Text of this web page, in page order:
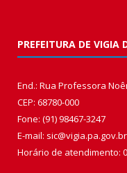
PREFEITURA DE VIGIA
End.: Rua Professora
CEP: 68780-000
Fone: (91) 98467-3247
E-mail: sic@vigia.pa.gov.br
Horário de atendimento: